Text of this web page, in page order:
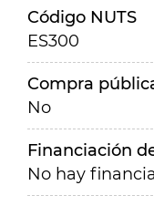
Código NUTS
ES300
Compra
No
Financiación
No hay